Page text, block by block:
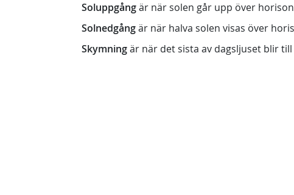
Soluppgångär när solen går upp över
Solnedgångär när halva solen visas över
Skymningär när det sista av dagsljuset blir